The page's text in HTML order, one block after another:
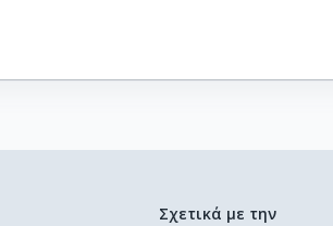
Σχετικά με την